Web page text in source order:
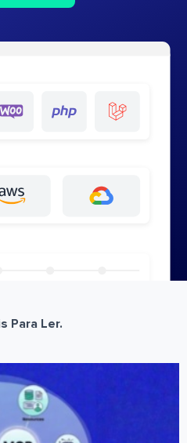
Para Ler.